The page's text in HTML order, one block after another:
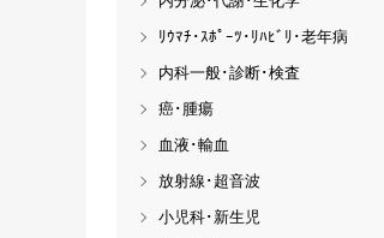
ﾘｳﾏﾁ･ｽﾎﾟｰﾂ･ﾘﾊﾋﾞﾘ･老年病
内科一般･診断･検査
癌･腫瘍
血液･輸血
放射線･超音波
小児科･新生児